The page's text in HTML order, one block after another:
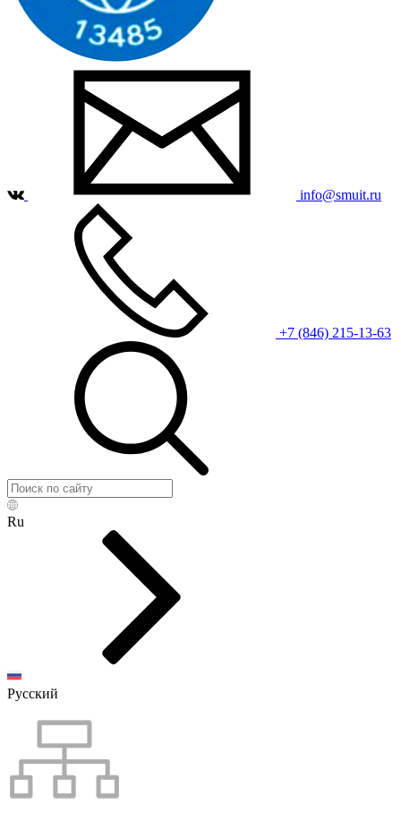
info@smuit.ru
+7 (846) 215-13-63
Ru
Русский